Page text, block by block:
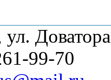
ул.
99-70